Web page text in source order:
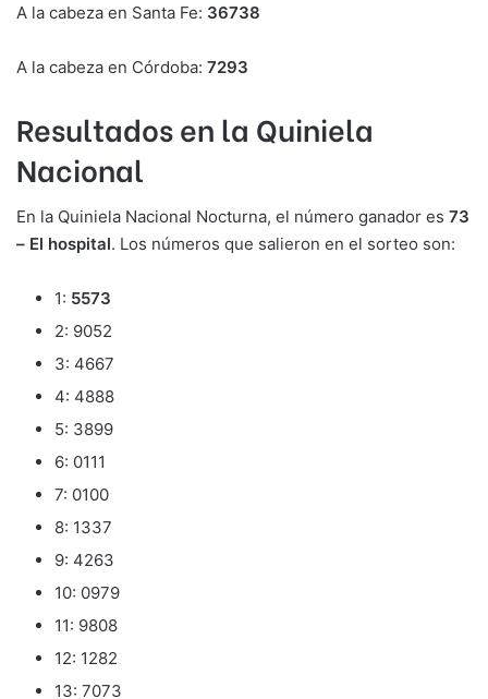
A la cabeza en Santa Fe: 36738
A la cabeza en Córdoba: 7293
Resultados en la Quiniela
Nacional
En la Quiniela Nacional Nocturna, el número ganador es 73
– El hospital. Los números que salieron en el sorteo son:
1: 5573
2: 9052
3: 4667
4: 4888
5: 3899
6: 0111
7: 0100
8: 1337
9: 4263
10: 0979
11: 9808
12: 1282
13: 7073